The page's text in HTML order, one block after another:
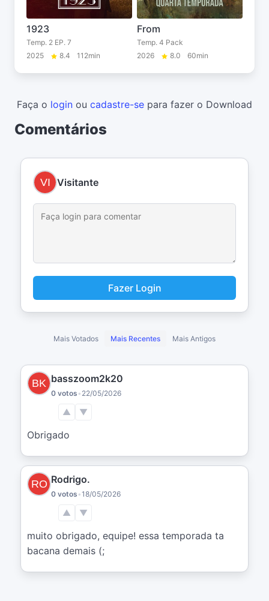
1923
Temp. 2 EP. 7
2025
8.4 112min
From
Temp. 4 Pack
2026
8.0 60min
Faça o login ou cadastre-se para fazer o Download
Comentários
Visitante
Fazer Login
Mais Votados Mais Recentes Mais Antigos
basszoom2k20
0 votos • 22/05/2026
▲ ▼
Obrigado
Rodrigo.
0 votos •18/05/2026
▲ ▼
muito obrigado, equipe! essa temporada ta
bacana demais (;